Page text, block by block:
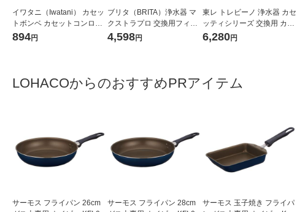
イワタニ（Iwatani） カセッ
トボンベ カセットコンロ用
オレンジ CB-250-OR 1パッ
894円
ブリタ（BRITA）浄水器 マ
クストラプロ 交換用フィル
ター 3個入
4,598円
東レ トレビーノ 浄水器 カセ
ッティシリーズ 交換用 カー
トリッジ 時短・高除去 2個
6,280円
LOHACOからのおすすめPRアイテム
サーモス フライパン 26cm
サーモス フライパン 28cm
サーモス 玉子焼き フライパ